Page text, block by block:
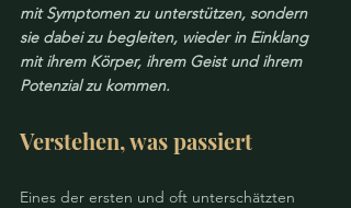
mit Symptomen zu unterstützen, sondern
sie dabei zu begleiten, wieder in Einklang
mit ihrem Körper, ihrem Geist und ihrem
Potenzial zu kommen.
Verstehen, was passiert
Eines der ersten und oft unterschätzten